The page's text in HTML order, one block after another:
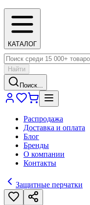
КАТАЛОГ
Найти
Поиск...
Распродажа
Доставка и оплата
Блог
Бренды
О компании
Контакты
Защитные перчатки